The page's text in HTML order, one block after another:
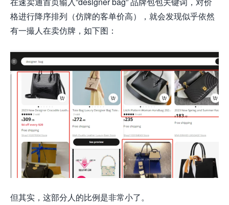
格进行降序排列（仿牌的客单价高），就会发现似乎依然
有一撮人在卖仿牌，如下图：
但其实，这部分人的比例是非常小了。